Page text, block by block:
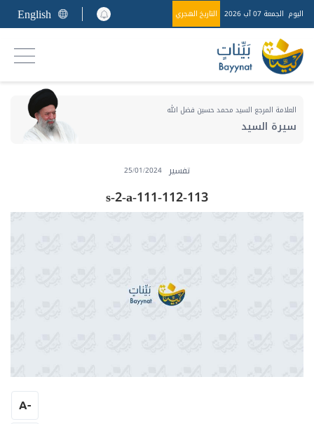
اليوم الجمعة 07 آب 2026 التاريخ الهجري English
العلامة المرجع السيد محمد حسين فضل الله
سيرة السيد
تفسير 25/01/2024
s-2-a-111-112-113
-
A